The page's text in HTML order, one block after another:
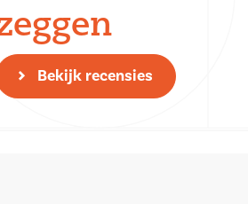
Bekijk recensies